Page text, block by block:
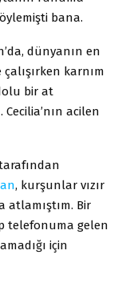
bana.
dünyanın en
karnım
bir at
acilen
, kurşunlar vızır
atlamıştım. Bir
telefonuma gelen
için